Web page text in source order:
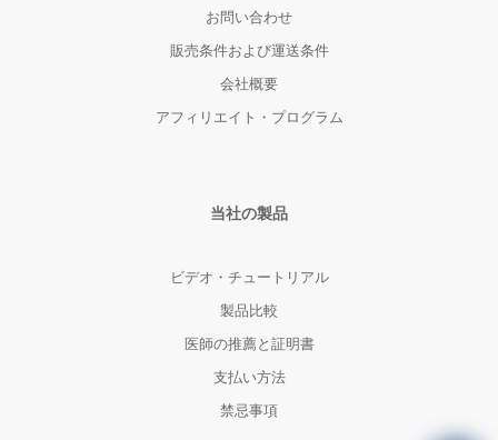
お問い合わせ
販売条件および運送条件
会社概要
アフィリエイト・プログラム
当社の製品
ビデオ・チュートリアル
製品比較
医師の推薦と証明書
支払い方法
禁忌事項